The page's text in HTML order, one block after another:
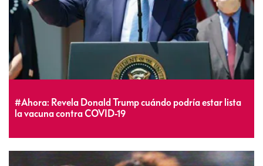
#Ahora: Revela Donald Trump cuándo podría estar lista
la vacuna contra COVID-19